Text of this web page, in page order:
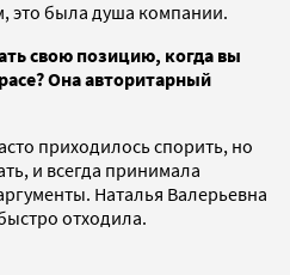
это была душа компании.
свою позицию, когда вы
Она авторитарный
приходилось спорить, но
и всегда принимала
Наталья Валерьевна
отходила.